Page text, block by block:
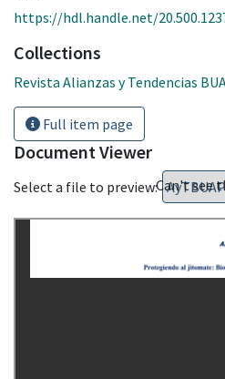
https://hdl.handle.net/
Collections
Revista Alianzas y Tendencias
Full item page
Document Viewer
Select a file to preview:Can't see